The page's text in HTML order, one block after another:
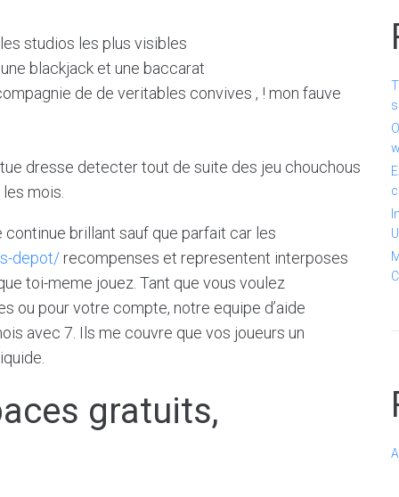
studios les plus visibles
blackjack et une baccarat
de de veritables convives , ! mon fauve
dresse detecter tout de suite des jeu chouchous
mois.
brillant sauf que parfait car les
depot/ recompenses et representent interposes
toi-meme jouez. Tant que vous voulez
ou pour votre compte, notre equipe d’aide
avec 7. Ils me couvre que vos joueurs un
gratuits,